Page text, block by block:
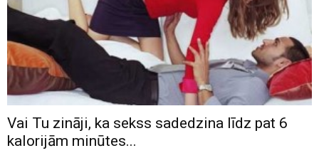
Vai Tu zināji, ka sekss sadedzina līdz pat 6
kalorijām minūtes...